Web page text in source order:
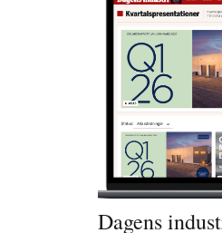
Dagens